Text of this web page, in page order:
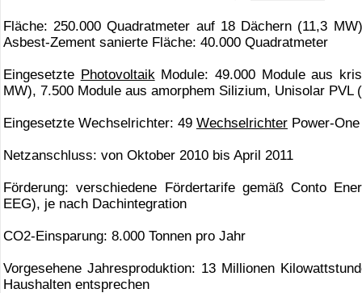
Fläche: 250.000 Quadratmeter auf 18 Dächern (11,3
Asbest-Zement sanierte Fläche: 40.000 Quadratmeter
Eingesetzte PhotovoltaikModule: 49.000 Module aus
MW), 7.500 Module aus amorphem Silizium, Unisolar PVL
Eingesetzte Wechselrichter: 49 Wechselrichter Power-
Netzanschluss: von Oktober 2010 bis April 2011
Förderung: verschiedene Fördertarife gemäß Conto
EEG), je nach Dachintegration
CO2-Einsparung: 8.000 Tonnen pro Jahr
Vorgesehene Jahresproduktion: 13 Millionen
Haushalten entsprechen